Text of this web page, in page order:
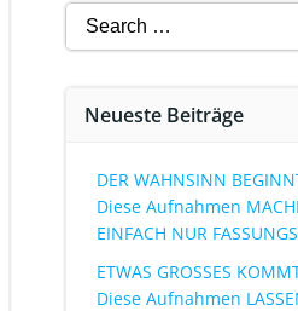
Neueste Beiträge
DER WAHNSINN
Diese Aufnahmen
EINFACH NUR
ETWAS GROSSES
Diese Aufnahmen